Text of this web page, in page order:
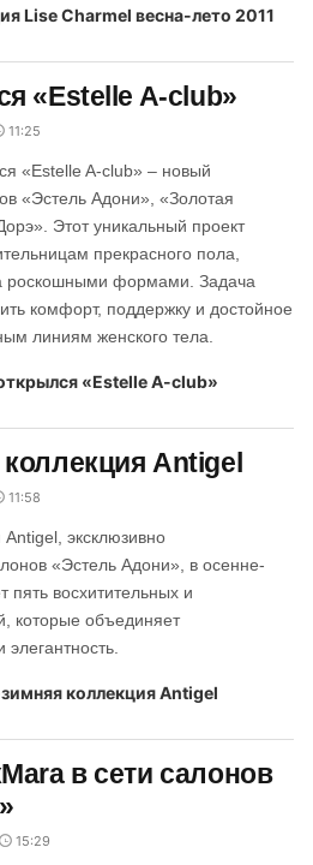
«Estelle A-club»
11:25
«Estelle A-club» – новый
«Эстель Адони», «Золотая
Этот уникальный проект
прекрасного пола,
роскошными формами. Задача
комфорт, поддержку и достойное
линиям женского тела.
Antigel
11:58
эксклюзивно
«Эстель Адони», в осенне-
пять восхитительных и
которые объединяет
в сети салонов
15:29